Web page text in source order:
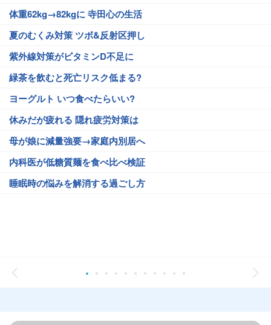
体重62kg→82kgに 寺田心の生活
夏のむくみ対策 ツボ&反射区押し
紫外線対策がビタミンD不足に
緑茶を飲むと死亡リスク低まる?
ヨーグルト いつ食べたらいい?
休みだが疲れる 隠れ疲労対策は
母が娘に減量強要→家庭内別居へ
内科医が低糖質麺を食べ比べ検証
睡眠時の悩みを解消する過ごし方